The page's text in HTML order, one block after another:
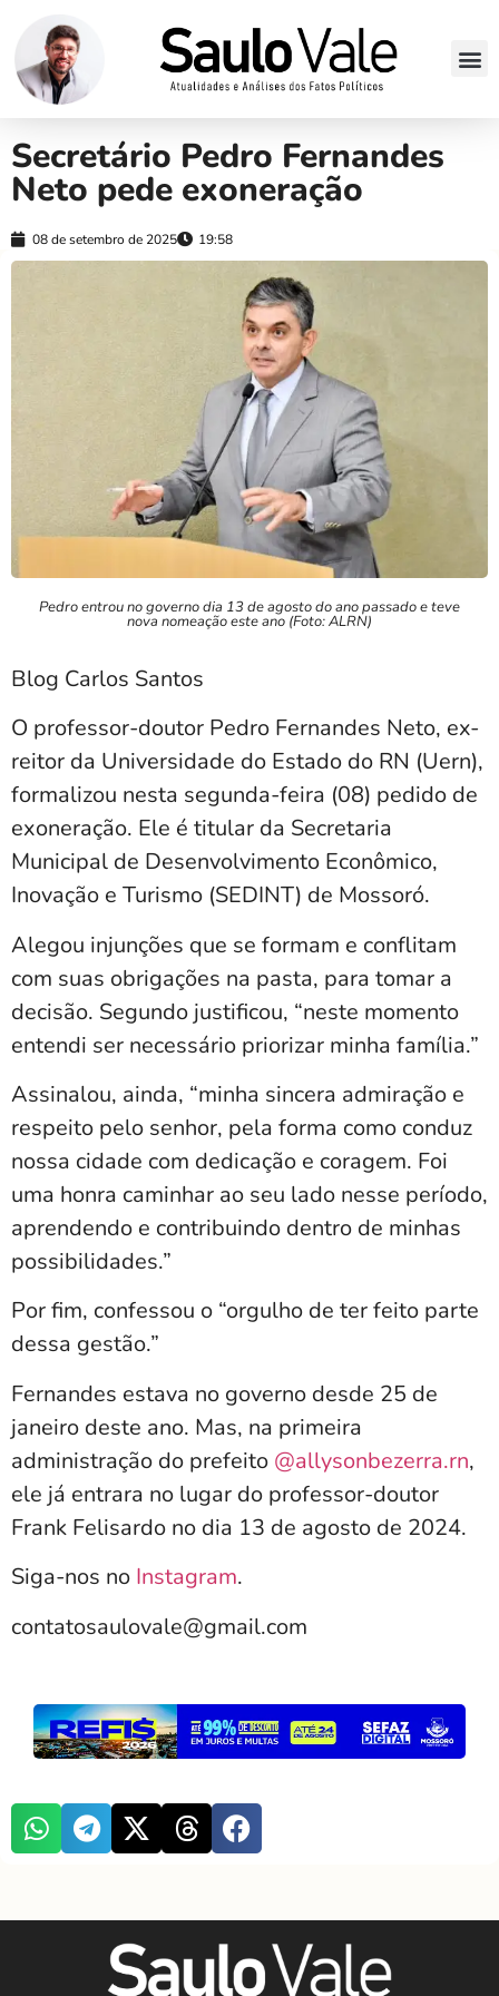
Secretário Pedro Fernandes
Neto pede exoneração
08 de setembro de 2025 19:58
Pedro entrou no governo dia 13 de agosto do ano passado e teve
nova nomeação este ano (Foto: ALRN)
Blog Carlos Santos
O professor-doutor Pedro Fernandes Neto, ex-
reitor da Universidade do Estado do RN (Uern),
formalizou nesta segunda-feira (08) pedido de
exoneração. Ele é titular da Secretaria
Municipal de Desenvolvimento Econômico,
Inovação e Turismo (SEDINT) de Mossoró.
Alegou injunções que se formam e conflitam
com suas obrigações na pasta, para tomar a
decisão. Segundo justificou, “neste momento
entendi ser necessário priorizar minha família.”
Assinalou, ainda, “minha sincera admiração e
respeito pelo senhor, pela forma como conduz
nossa cidade com dedicação e coragem. Foi
uma honra caminhar ao seu lado nesse período,
aprendendo e contribuindo dentro de minhas
possibilidades.”
Por fim, confessou o “orgulho de ter feito parte
dessa gestão.”
Fernandes estava no governo desde 25 de
janeiro deste ano. Mas, na primeira
administração do prefeito @allysonbezerra.rn,
ele já entrara no lugar do professor-doutor
Frank Felisardo no dia 13 de agosto de 2024.
Siga-nos no Instagram.
contatosaulovale@gmail.com